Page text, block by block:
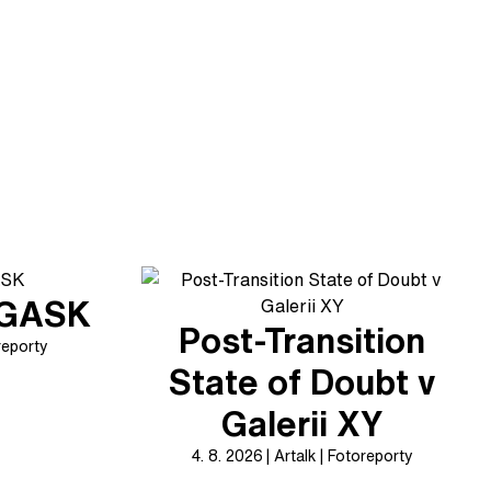
Post-Transition
State of Doubt v
Galerii XY
4. 8. 2026 Artalk Fotoreporty